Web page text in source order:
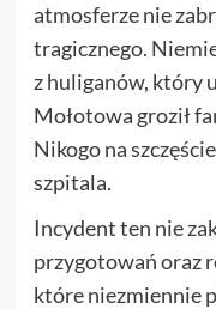
atmosferze nie
tragicznego.
z huliganów, który
Mołotowa groził
Nikogo na
szpitala.
Incydent ten nie
przygotowań oraz
które niezmiennie